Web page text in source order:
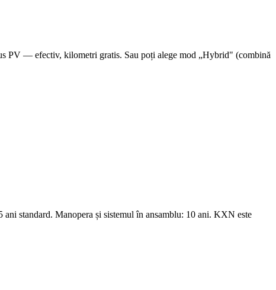
PV — efectiv, kilometri gratis. Sau poți alege mod „Hybrid" (combină
standard. Manopera și sistemul în ansamblu: 10 ani. KXN este